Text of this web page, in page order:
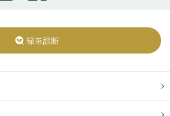
緑茶診断